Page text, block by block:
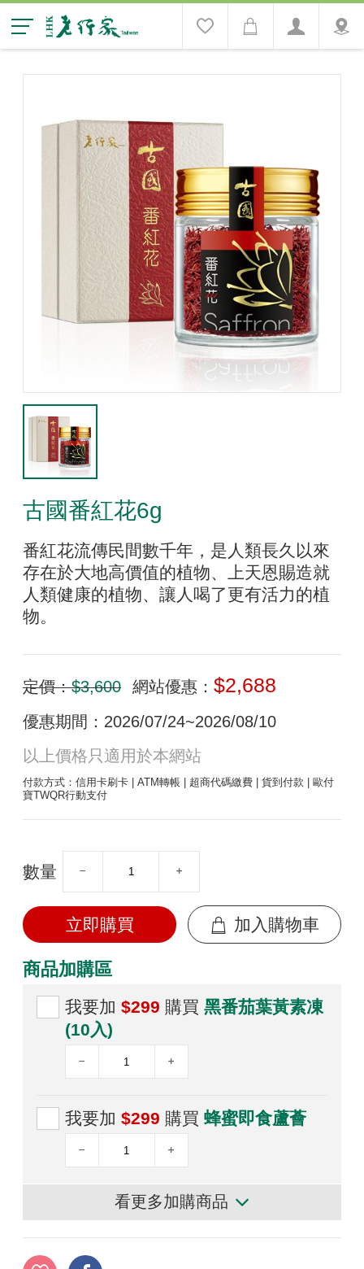
古國番紅花6g
番紅花流傳民間數千年，是人類長久以來
存在於大地高價值的植物、上天恩賜造就
人類健康的植物、讓人喝了更有活力的植
物。
定價：$3,600 網站優惠： $2,688
優惠期間：2026/07/24~2026/08/10
以上價格只適用於本網站
付款方式：信用卡刷卡 | ATM轉帳 | 超商代碼繳費 | 貨到付款 | 歐付
寶TWQR行動支付
數量
立即購買 加入購物車
商品加購區
我要加 $299 購買 黑番茄葉黃素凍
(10入)
我要加 $299 購買 蜂蜜即食蘆薈
看更多加購商品